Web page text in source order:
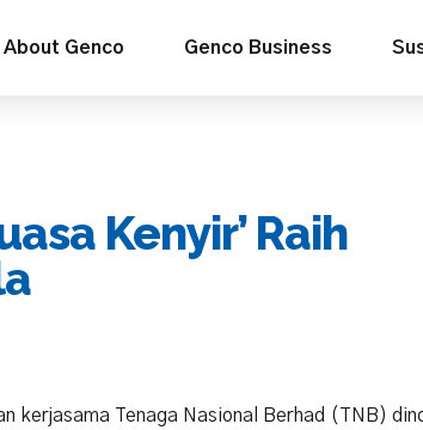
About Genco Genco Business
Kenyir’ Raih
kerjasama Tenaga Nasional Berhad (TNB)